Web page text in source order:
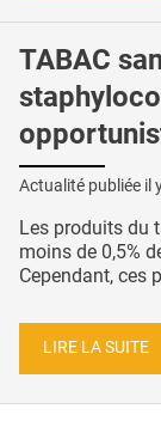
TABAC
Actualité publiée il
Les produits du
moins de 0,5%
Cependant, ces
LIRE LA SUITE